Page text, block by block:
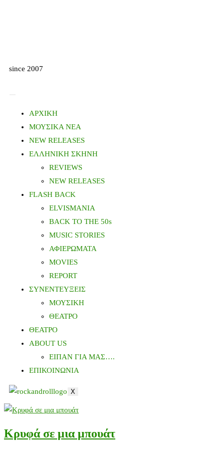
since 2007
ΑΡΧΙΚΗ
ΜΟΥΣΙΚΑ ΝΕΑ
NEW RELEASES
ΕΛΛΗΝΙΚΗ ΣΚΗΝΗ
REVIEWS
NEW RELEASES
FLASH BACK
ELVISMANIA
BACK TO THE 50s
MUSIC STORIES
ΑΦΙΕΡΩΜΑΤΑ
MOVIES
REPORT
ΣΥΝΕΝΤΕΥΞΕΙΣ
ΜΟΥΣΙΚΗ
ΘΕΑΤΡΟ
ΘΕΑΤΡΟ
ABOUT US
ΕΙΠΑΝ ΓΙΑ ΜΑΣ….
ΕΠΙΚΟΙΝΩΝΙΑ
X
Κρυφά σε μια μπουάτ